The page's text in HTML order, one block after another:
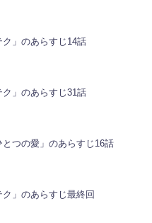
」のあらすじ14話
」のあらすじ31話
つの愛」のあらすじ16話
」のあらすじ最終回